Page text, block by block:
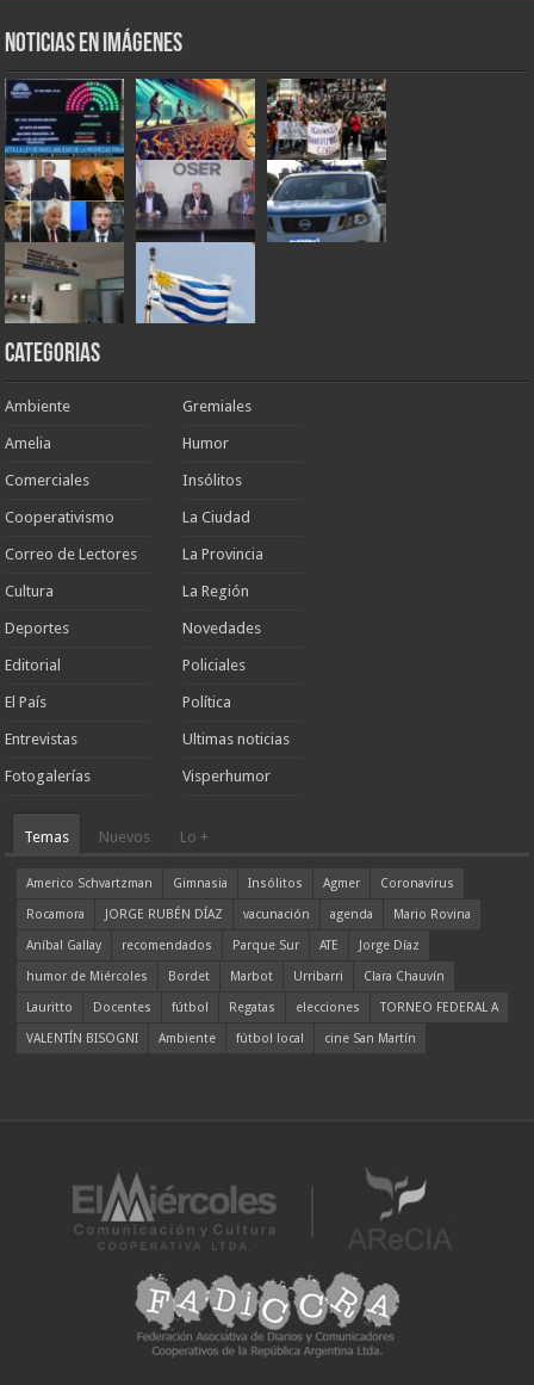
Noticias en Imágenes
Categorias
Ambiente
Amelia
Comerciales
Cooperativismo
Correo de Lectores
Cultura
Deportes
Editorial
El País
Entrevistas
Fotogalerías
Gremiales
Humor
Insólitos
La Ciudad
La Provincia
La Región
Novedades
Policiales
Política
Ultimas noticias
Visperhumor
Temas Nuevos Lo +
Americo Schvartzman Gimnasia Insólitos Agmer
Coronavirus
Rocamora
JORGE RUBÉN DÍAZ vacunación agenda
Mario Rovina
Aníbal Gallay
recomendados Parque Sur ATE
Jorge Díaz
humor de Miércoles
Bordet Marbot Urribarri
Clara Chauvín
Lauritto
Docentes fútbol Regatas elecciones
TORNEO FEDERAL A
VALENTÍN BISOGNI
Ambiente fútbol local cine San Martín